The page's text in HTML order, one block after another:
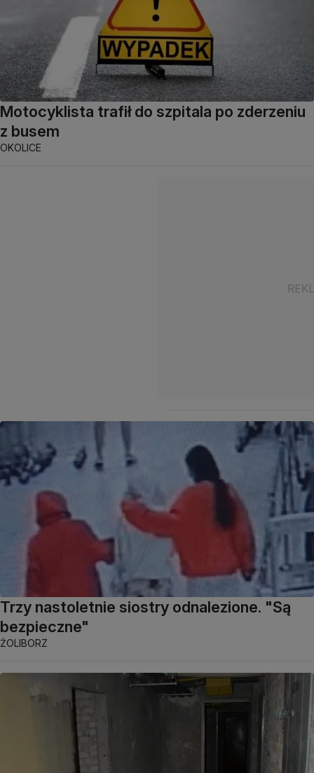
Motocyklista trafił do szpitala po zderzeniu
z busem
OKOLICE
Trzy nastoletnie siostry odnalezione. "Są
bezpieczne"
ŻOLIBORZ